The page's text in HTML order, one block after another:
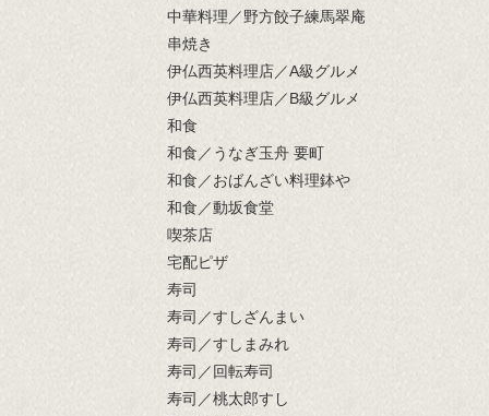
中華料理／野方餃子練馬翠庵
串焼き
伊仏西英料理店／A級グルメ
伊仏西英料理店／B級グルメ
和食
和食／うなぎ玉舟 要町
和食／おばんざい料理鉢や
和食／動坂食堂
喫茶店
宅配ピザ
寿司
寿司／すしざんまい
寿司／すしまみれ
寿司／回転寿司
寿司／桃太郎すし